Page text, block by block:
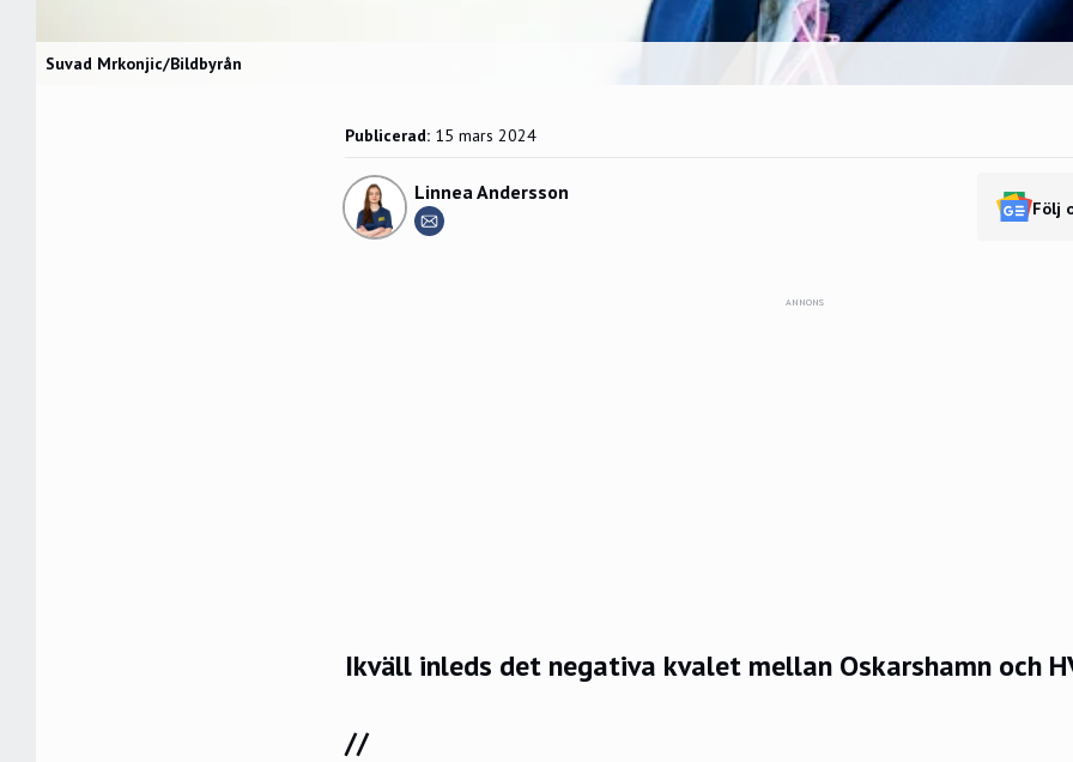
Suvad Mrkonjic/Bildbyrån
Publicerad: 15 mars 2024
Linnea Andersson
Följ
ANNONS
Ikväll inleds det negativa kvalet mellan Oskarshamn och
//